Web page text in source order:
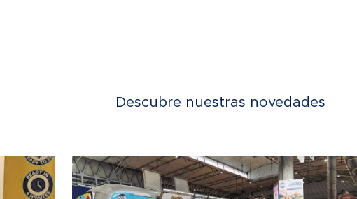
Descubre nuestras novedades